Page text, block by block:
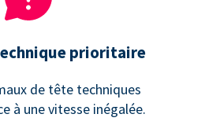
prioritaire
de tête techniques
à une vitesse inégalée.